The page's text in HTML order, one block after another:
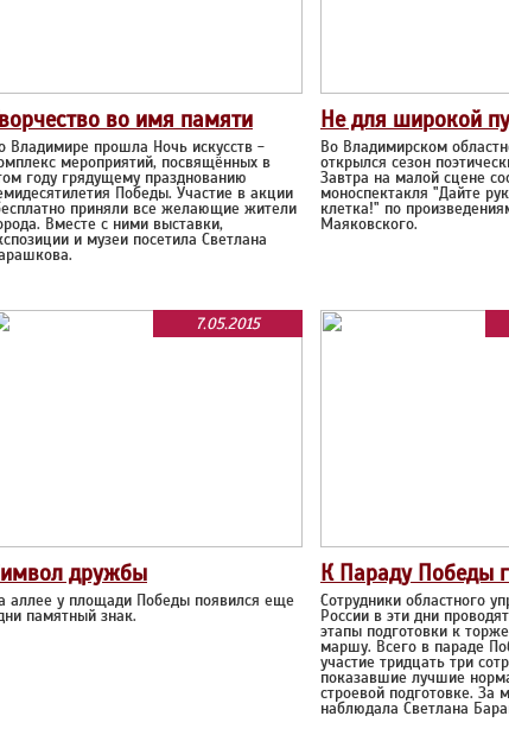
во имя памяти
Владимире прошла Ночь искусств -
мероприятий, посвящённых в
году грядущему празднованию
Победы. Участие в акции
приняли все желающие жители
Вместе с ними выставки,
и музеи посетила Светлана
Не для широкой
Во Владимирском
открылся сезон
Завтра на малой сцене
моноспектакля "Дайте
клетка!" по
Маяковского.
7.05.2015
дружбы
аллее у площади Победы появился еще
памятный знак.
К Параду Победы
Сотрудники областного
России в эти дни
этапы подготовки к
маршу. Всего в параде
участие тридцать три
показавшие лучшие
строевой подготовке. За
наблюдала Светлана